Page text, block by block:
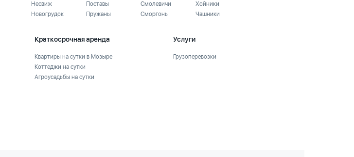
Несвиж
Новогрудок
Поставы
Пружаны
Смолевичи
Сморгонь
Хойники
Чашники
Краткосрочная аренда
Квартиры на сутки в Мозыре
Коттеджи на сутки
Агроусадьбы на сутки
Услуги
Грузоперевозки